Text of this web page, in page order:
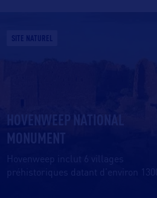
SITE NATUREL
HOVENWEEP NATIONAL
MONUMENT
Hovenweep inclut 6 villages
préhistoriques datant d’environ 1300